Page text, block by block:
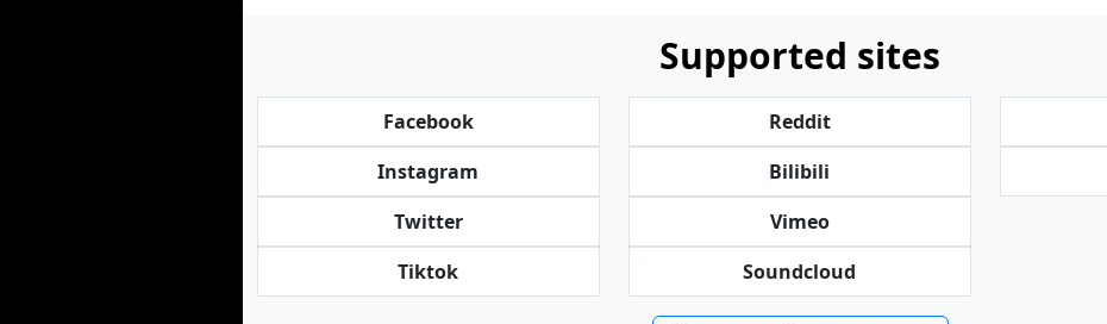
Supported sites
Facebook
Instagram
Twitter
Tiktok
Reddit
Bilibili
Vimeo
Soundcloud